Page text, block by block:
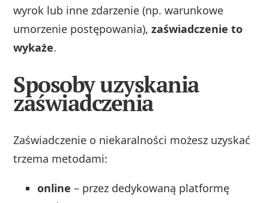
wyrok lub inne zdarzenie (np. warunkowe
umorzenie postępowania),zaświadczenie to
wykaże.
Sposoby uzyskania
zaświadczenia
Zaświadczenie o niekaralności możesz uzyskać
trzema metodami:
online – przez dedykowaną platformę